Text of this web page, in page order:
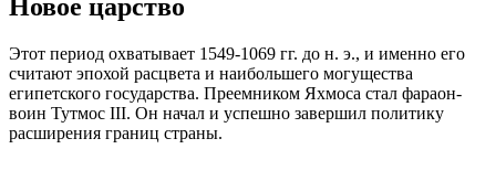
Новое царство
Этот период охватывает 1549-1069 гг. до н. э., и именно его
считают эпохой расцвета и наибольшего могущества
египетского государства. Преемником Яхмоса стал фараон-
воин Тутмос III. Он начал и успешно завершил политику
расширения границ страны.